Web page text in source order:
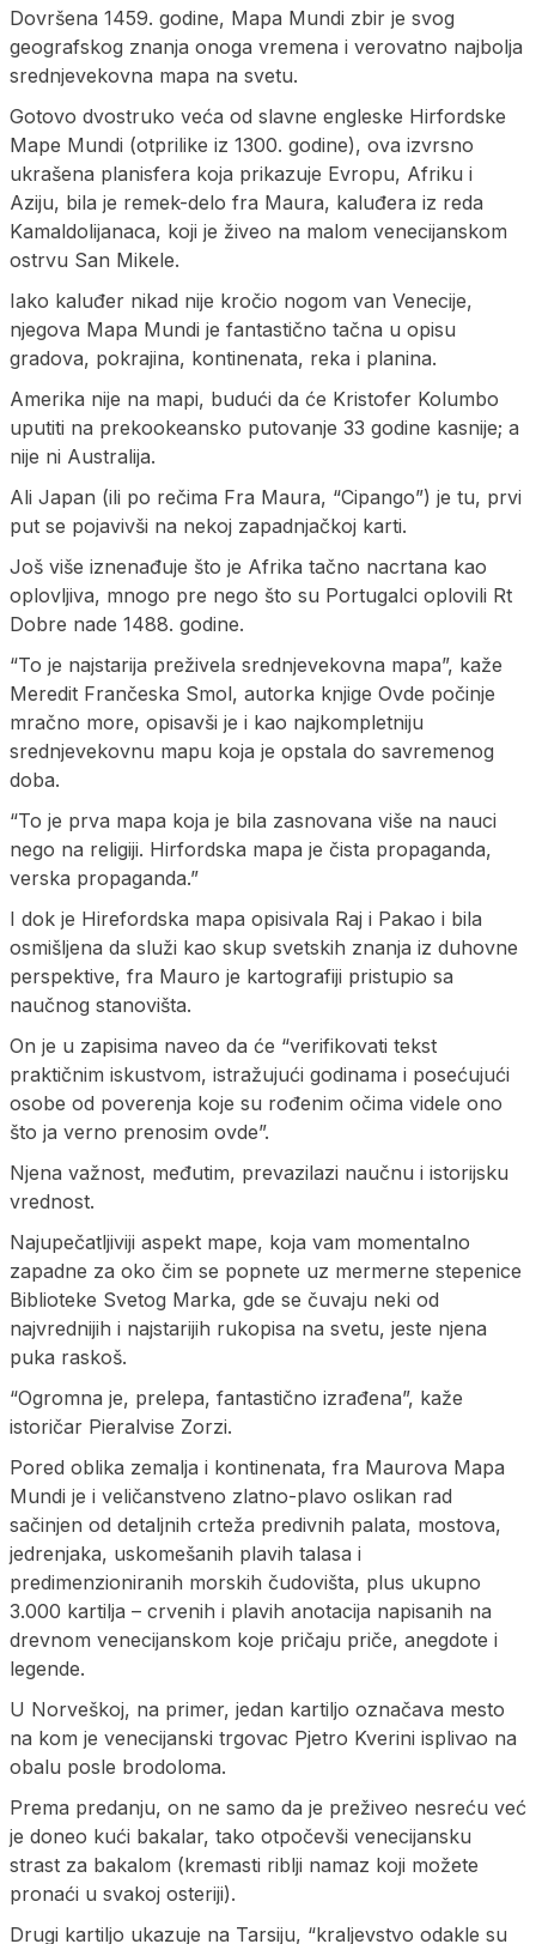
Dovršena 1459. godine, Mapa Mundi zbir je svog
geografskog znanja onoga vremena i verovatno najbolja
srednjevekovna mapa na svetu.
Gotovo dvostruko veća od slavne engleske Hirfordske
Mape Mundi (otprilike iz 1300. godine), ova izvrsno
ukrašena planisfera koja prikazuje Evropu, Afriku i
Aziju, bila je remek-delo fra Maura, kaluđera iz reda
Kamaldolijanaca, koji je živeo na malom venecijanskom
ostrvu San Mikele.
Iako kaluđer nikad nije kročio nogom van Venecije,
njegova Mapa Mundi je fantastično tačna u opisu
gradova, pokrajina, kontinenata, reka i planina.
Amerika nije na mapi, budući da će Kristofer Kolumbo
uputiti na prekookeansko putovanje 33 godine kasnije; a
nije ni Australija.
Ali Japan (ili po rečima Fra Maura, “Cipango”) je tu, prvi
put se pojavivši na nekoj zapadnjačkoj karti.
Još više iznenađuje što je Afrika tačno nacrtana kao
oplovljiva, mnogo pre nego što su Portugalci oplovili Rt
Dobre nade 1488. godine.
“To je najstarija preživela srednjevekovna mapa”, kaže
Meredit Frančeska Smol, autorka knjige Ovde počinje
mračno more, opisavši je i kao najkompletniju
srednjevekovnu mapu koja je opstala do savremenog
doba.
“To je prva mapa koja je bila zasnovana više na nauci
nego na religiji. Hirfordska mapa je čista propaganda,
verska propaganda.”
I dok je Hirefordska mapa opisivala Raj i Pakao i bila
osmišljena da služi kao skup svetskih znanja iz duhovne
perspektive, fra Mauro je kartografiji pristupio sa
naučnog stanovišta.
On je u zapisima naveo da će “verifikovati tekst
praktičnim iskustvom, istražujući godinama i posećujući
osobe od poverenja koje su rođenim očima videle ono
što ja verno prenosim ovde”.
Njena važnost, međutim, prevazilazi naučnu i istorijsku
vrednost.
Najupečatljiviji aspekt mape, koja vam momentalno
zapadne za oko čim se popnete uz mermerne stepenice
Biblioteke Svetog Marka, gde se čuvaju neki od
najvrednijih i najstarijih rukopisa na svetu, jeste njena
puka raskoš.
“Ogromna je, prelepa, fantastično izrađena”, kaže
istoričar Pieralvise Zorzi.
Pored oblika zemalja i kontinenata, fra Maurova Mapa
Mundi je i veličanstveno zlatno-plavo oslikan rad
sačinjen od detaljnih crteža predivnih palata, mostova,
jedrenjaka, uskomešanih plavih talasa i
predimenzioniranih morskih čudovišta, plus ukupno
3.000 kartilja – crvenih i plavih anotacija napisanih na
drevnom venecijanskom koje pričaju priče, anegdote i
legende.
U Norveškoj, na primer, jedan kartiljo označava mesto
na kom je venecijanski trgovac Pjetro Kverini isplivao na
obalu posle brodoloma.
Prema predanju, on ne samo da je preživeo nesreću već
je doneo kući bakalar, tako otpočevši venecijansku
strast za bakalom (kremasti riblji namaz koji možete
pronaći u svakoj osteriji).
Drugi kartiljo ukazuje na Tarsiju, “kraljevstvo odakle su